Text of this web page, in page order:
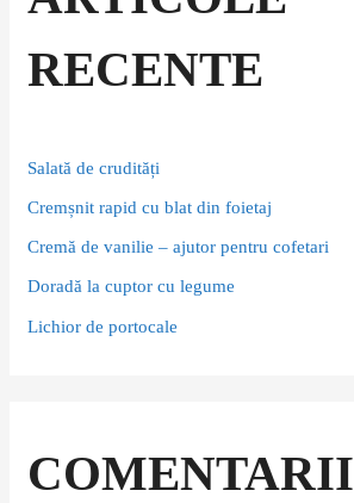
h
f
o
:
RECENTE
Salată de crudități
Cremșnit rapid cu blat din foietaj
Cremă de vanilie – ajutor pentru cofetari
Doradă la cuptor cu legume
Lichior de portocale
COMENTARII